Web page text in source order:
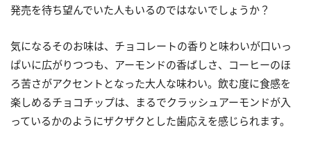
発売を待ち望んでいた人もいるのではないでしょうか？
気になるそのお味は、チョコレートの香りと味わいが口いっ
ぱいに広がりつつも、アーモンドの香ばしさ、コーヒーのほ
ろ苦さがアクセントとなった大人な味わい。飲む度に食感を
楽しめるチョコチップは、まるでクラッシュアーモンドが入
っているかのようにザクザクとした歯応えを感じられます。